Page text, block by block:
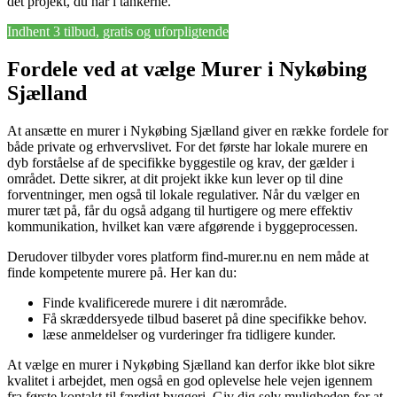
Indhent 3 tilbud, gratis og uforpligtende
Fordele ved at vælge Murer i Nykøbing
Sjælland
At ansætte en murer i Nykøbing Sjælland giver en række fordele for
både private og erhvervslivet. For det første har lokale murere en
dyb forståelse af de specifikke byggestile og krav, der gælder i
området. Dette sikrer, at dit projekt ikke kun lever op til dine
forventninger, men også til lokale regulativer. Når du vælger en
murer tæt på, får du også adgang til hurtigere og mere effektiv
kommunikation, hvilket kan være afgørende i byggeprocessen.
Derudover tilbyder vores platform find-murer.nu en nem måde at
finde kompetente murere på. Her kan du:
Finde kvalificerede murere i dit nærområde.
Få skræddersyede tilbud baseret på dine specifikke behov.
læse anmeldelser og vurderinger fra tidligere kunder.
At vælge en murer i Nykøbing Sjælland kan derfor ikke blot sikre
kvalitet i arbejdet, men også en god oplevelse hele vejen igennem